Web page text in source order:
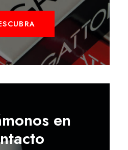
en